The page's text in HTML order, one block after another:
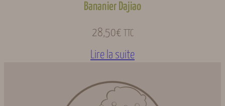
Bananier Dajiao
28,50€ TTC
Lire la suite